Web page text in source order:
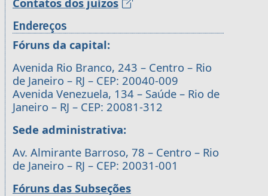
Endereços
Fóruns da capital:
Avenida Rio Branco, 243 – Centro – Rio
de Janeiro – RJ – CEP: 20040-009
Avenida Venezuela, 134 – Saúde – Rio de
Janeiro – RJ – CEP: 20081-312
Sede administrativa:
Av. Almirante Barroso, 78 – Centro – Rio
de Janeiro – RJ – CEP: 20031-001
Fóruns das Subseções